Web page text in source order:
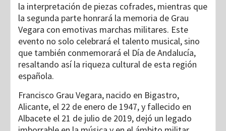
la interpretación de piezas cofrades, mientras que
la segunda parte honrará la memoria de Grau
Vegara con emotivas marchas militares. Este
evento no solo celebrará el talento musical, sino
que también conmemorará el Día de Andalucía,
resaltando así la riqueza cultural de esta región
española.
Francisco Grau Vegara, nacido en Bigastro,
Alicante, el 22 de enero de 1947, y fallecido en
Albacete el 21 de julio de 2019, dejó un legado